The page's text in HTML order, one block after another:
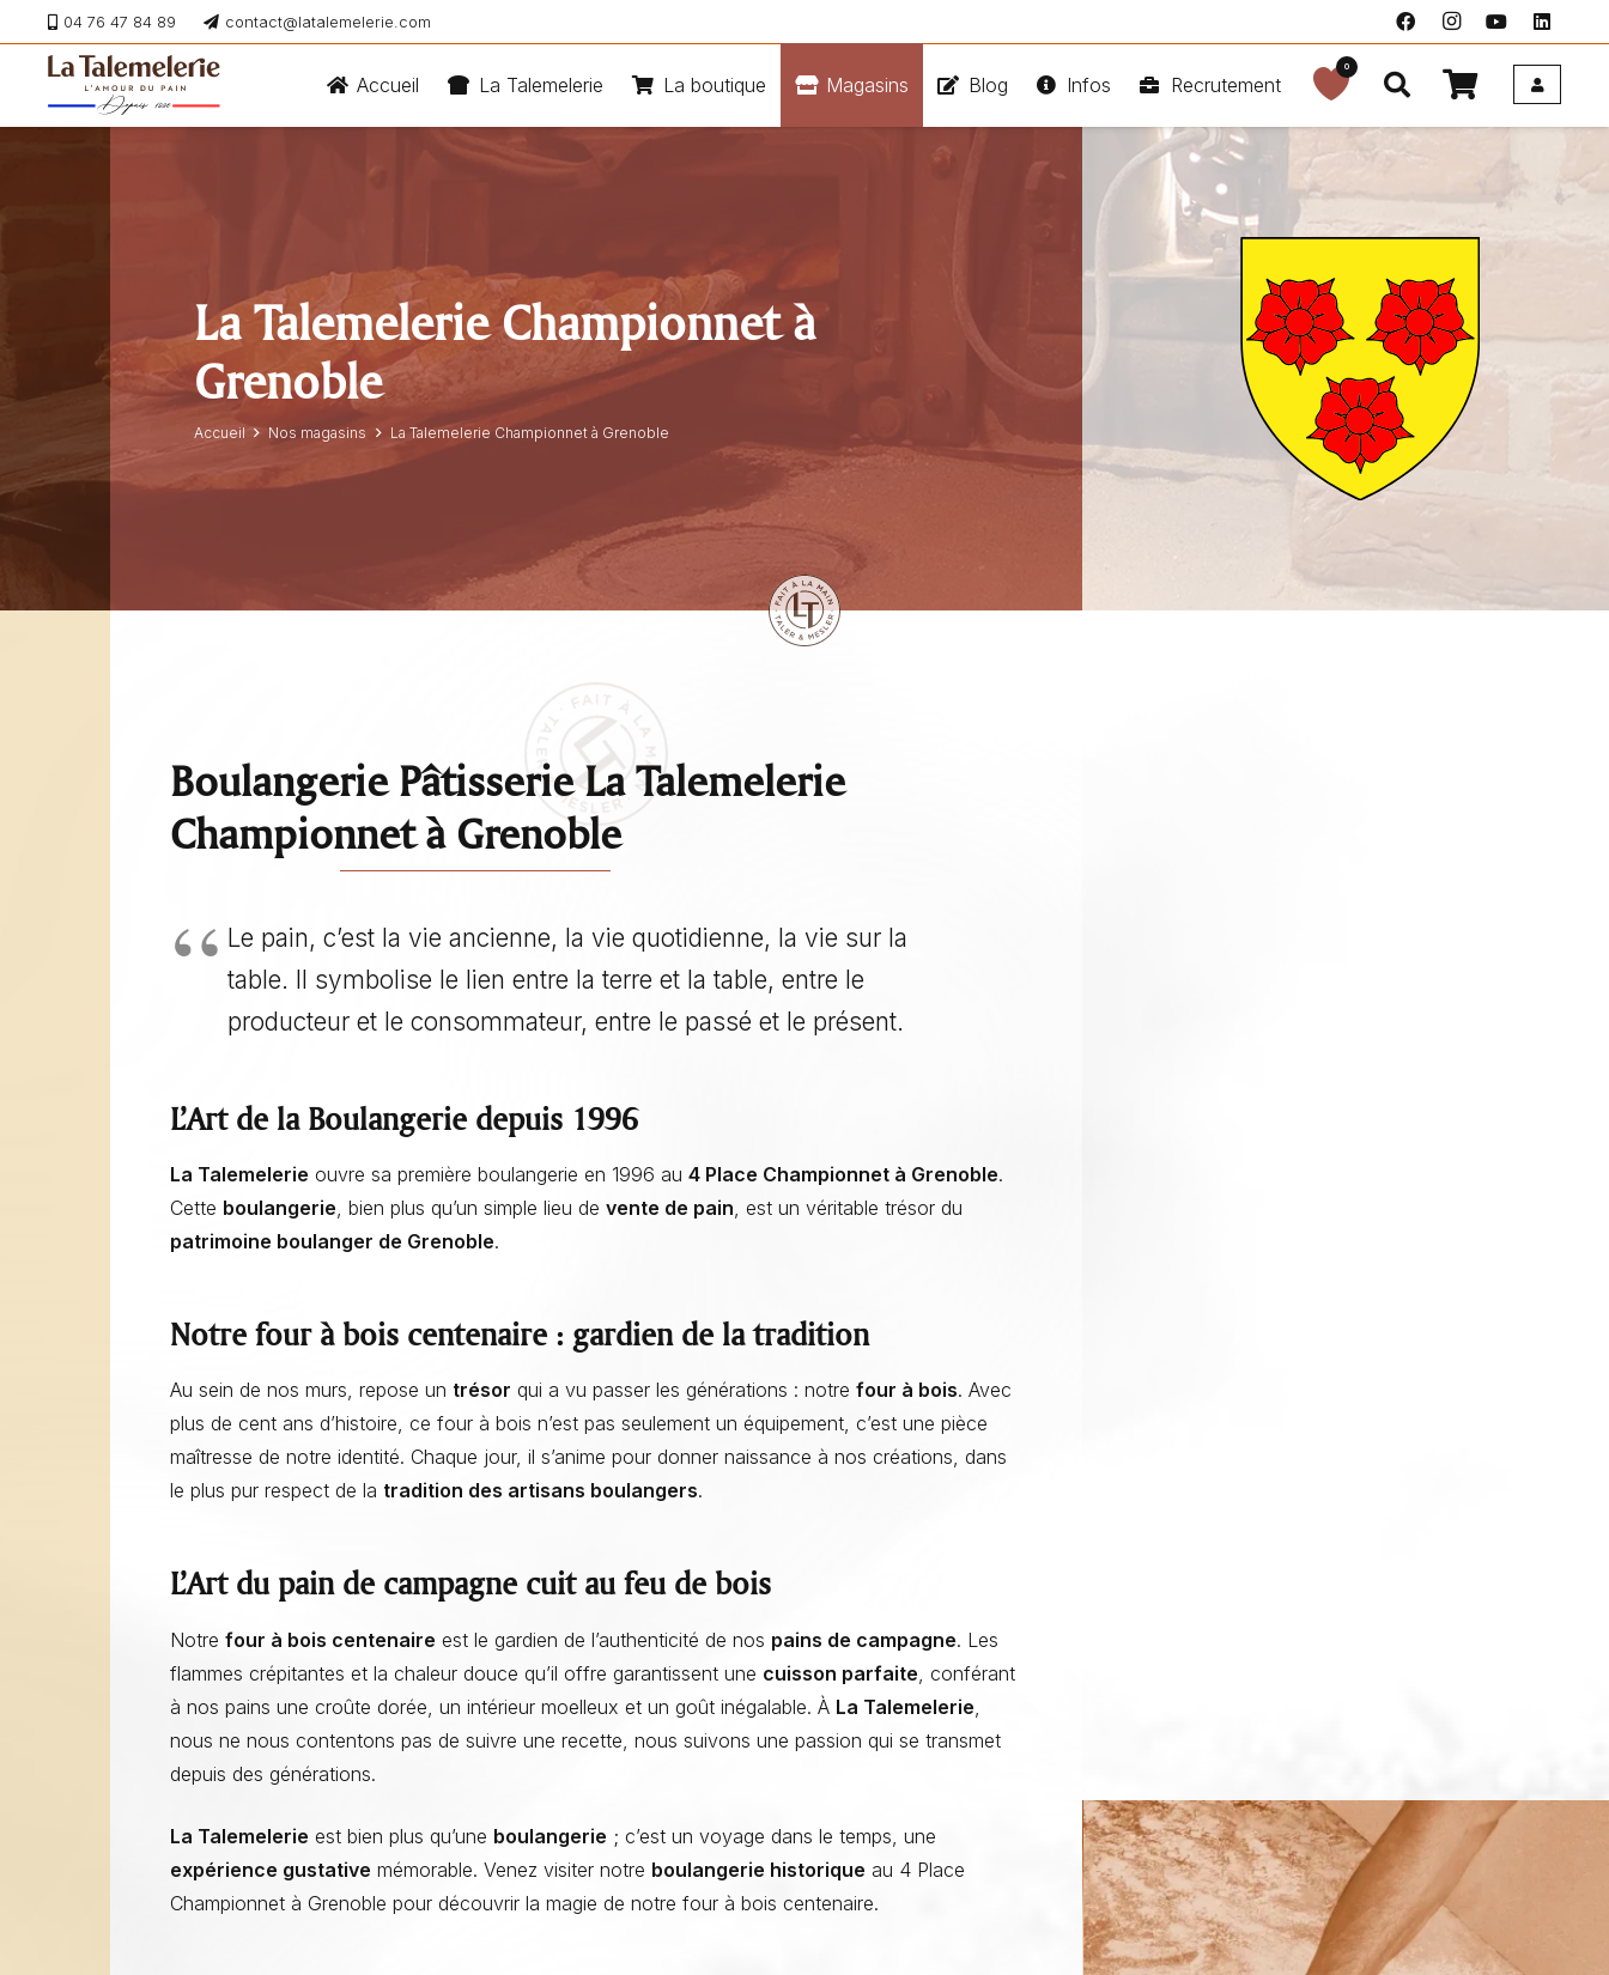
04 76 47 84 89 contact@latalemelerie.com
Accueil La Talemelerie La boutique Magasins Blog Infos Recrutement
0
La Talemelerie Championnet à
Grenoble
Accueil Nos magasins La Talemelerie Championnet à Grenoble
Boulangerie Pâtisserie La Talemelerie
Championnet à Grenoble
Le pain, c’est la vie ancienne, la vie quotidienne, la vie sur la
table. Il symbolise le lien entre la terre et la table, entre le
producteur et le consommateur, entre le passé et le présent.
L’Art de la Boulangerie depuis 1996
La Talemelerie ouvre sa première boulangerie en 1996 au 4 Place Championnet à Grenoble.
Cette boulangerie , bien plus qu’un simple lieu de vente de pain , est un véritable trésor du
patrimoine boulanger de Grenoble.
Notre four à bois centenaire : gardien de la tradition
Au sein de nos murs, repose un trésor qui a vu passer les générations : notre four à bois. Avec
plus de cent ans d’histoire, ce four à bois n’est pas seulement un équipement, c’est une pièce
maîtresse de notre identité. Chaque jour, il s’anime pour donner naissance à nos créations, dans
le plus pur respect de la tradition des artisans boulangers.
L’Art du pain de campagne cuit au feu de bois
Notre four à bois centenaire est le gardien de l’authenticité de nos pains de campagne. Les
flammes crépitantes et la chaleur douce qu’il offre garantissent une cuisson parfaite , conférant
à nos pains une croûte dorée, un intérieur moelleux et un goût inégalable. À La Talemelerie
nous ne nous contentons pas de suivre une recette, nous suivons une passion qui se transmet
depuis des générations.
La Talemelerie est bien plus qu’une boulangerie ; c’est un voyage dans le temps, une
expérience gustative mémorable. Venez visiter notre boulangerie historique au 4 Place
Championnet à Grenoble pour découvrir la magie de notre four à bois centenaire.